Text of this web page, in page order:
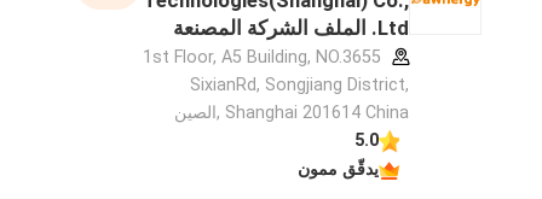
Ltd. الملف الشركة المصنعة
1st Floor, A5 Building, NO.3655
SixianRd, Songjiang District,
Shanghai 201614 China ,الصين
5.0
يدقّق ممون